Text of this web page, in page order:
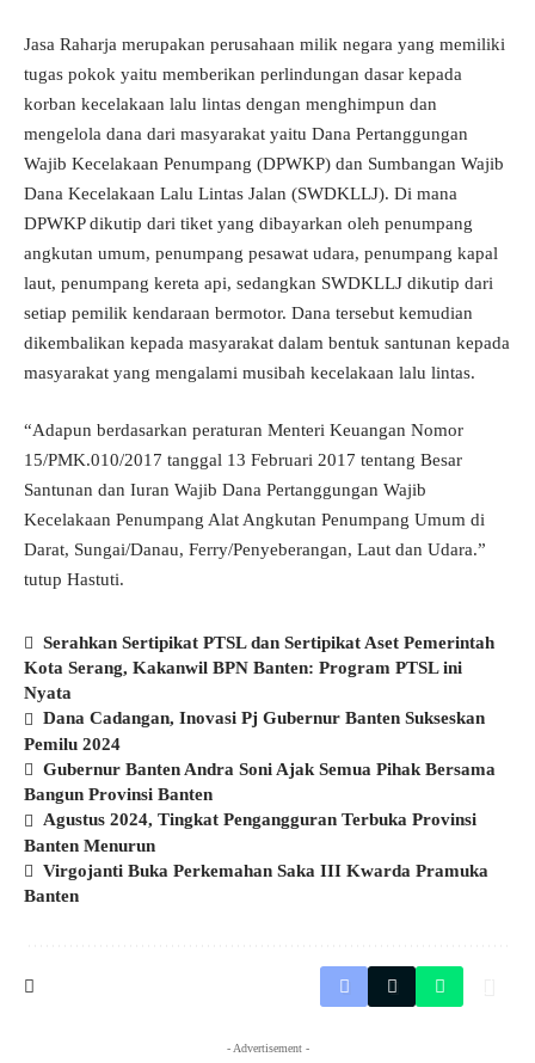
Jasa Raharja merupakan perusahaan milik negara yang memiliki
tugas pokok yaitu memberikan perlindungan dasar kepada
korban kecelakaan lalu lintas dengan menghimpun dan
mengelola dana dari masyarakat yaitu Dana Pertanggungan
Wajib Kecelakaan Penumpang (DPWKP) dan Sumbangan Wajib
Dana Kecelakaan Lalu Lintas Jalan (SWDKLLJ). Di mana
DPWKP dikutip dari tiket yang dibayarkan oleh penumpang
angkutan umum, penumpang pesawat udara, penumpang kapal
laut, penumpang kereta api, sedangkan SWDKLLJ dikutip dari
setiap pemilik kendaraan bermotor. Dana tersebut kemudian
dikembalikan kepada masyarakat dalam bentuk santunan kepada
masyarakat yang mengalami musibah kecelakaan lalu lintas.
“Adapun berdasarkan peraturan Menteri Keuangan Nomor
15/PMK.010/2017 tanggal 13 Februari 2017 tentang Besar
Santunan dan Iuran Wajib Dana Pertanggungan Wajib
Kecelakaan Penumpang Alat Angkutan Penumpang Umum di
Darat, Sungai/Danau, Ferry/Penyeberangan, Laut dan Udara.”
tutup Hastuti.
Serahkan Sertipikat PTSL dan Sertipikat Aset Pemerintah
Kota Serang, Kakanwil BPN Banten: Program PTSL ini
Nyata
Dana Cadangan, Inovasi Pj Gubernur Banten Sukseskan
Pemilu 2024
Gubernur Banten Andra Soni Ajak Semua Pihak Bersama
Bangun Provinsi Banten
Agustus 2024, Tingkat Pengangguran Terbuka Provinsi
Banten Menurun
Virgojanti Buka Perkemahan Saka III Kwarda Pramuka
Banten
- Advertisement -